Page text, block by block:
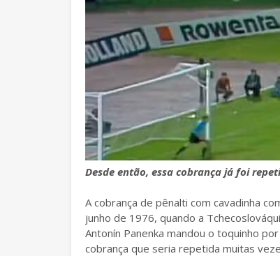
Desde então, essa cobrança já foi
A cobrança de pênalti com cavadinha
junho de 1976, quando a
Antonín Panenka mandou o toquinho
cobrança que seria repetida muitas